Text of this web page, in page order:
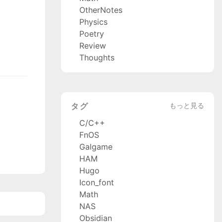
OtherNotes
Physics
Poetry
Review
Thoughts
タグ もっと見る
C/C++
FnOS
Galgame
HAM
Hugo
Icon_font
Math
NAS
Obsidian